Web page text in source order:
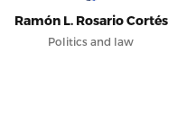
Ramón L. Rosario Cortés
Politics and law